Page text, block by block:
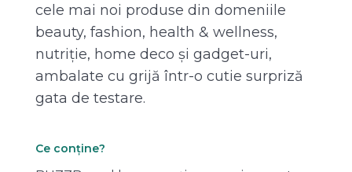
cele mai noi produse din domeniile
beauty, fashion, health & wellness,
nutriție, home deco și gadget-uri,
ambalate cu grijă într-o cutie surpriză
gata de testare.
Ce conține?